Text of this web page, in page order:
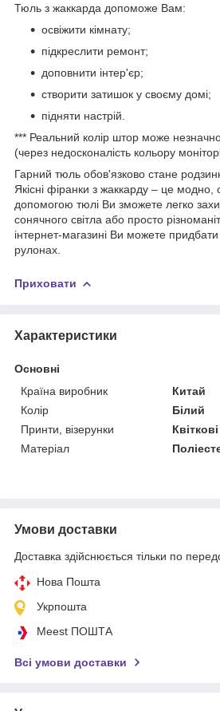
Тюль з жаккарда допоможе Вам:
освіжити кімнату;
підкреслити ремонт;
доповнити інтер'єр;
створити затишок у своєму домі;
підняти настрій.
*** Реальний колір штор може незначно
(через недосконалість кольору
Гарний тюль обов'язково стане
Якісні фіранки з жаккарду – це модно,
допомогою тюлі Ви зможете легко
сонячного світла або просто
інтернет-магазині Ви можете
рулонах.
Приховати
Характеристики
Основні
Країна виробник
Китай
Колір
Білий
Принти, візерунки
Квіткові
Матеріал
Умови доставки
Доставка здійснюється тільки по
Нова Пошта
Укрпошта
Meest ПОШТА
Всі умови доставки